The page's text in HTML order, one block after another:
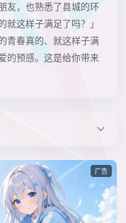
友，也熟悉了县城的环
这样子满足了吗？」
青春真的、就这样子满
的预感。这是给你带来
广告